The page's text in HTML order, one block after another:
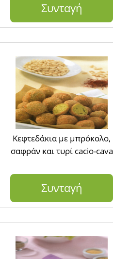
Συνταγή
Κεφτεδάκια με μπρόκολο,
σαφράν και τυρί cacio-cava
Συνταγή